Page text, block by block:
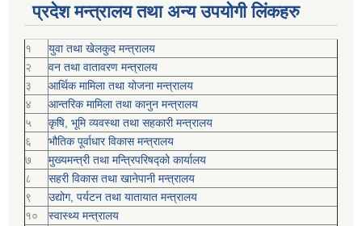
प्रदेश मन्त्रालय तथा अन्य उपयोगी लिंकहरु
१
युवा तथा खेलकुद मन्त्रालय
२
वन तथा वातावरण मन्त्रालय
३
आर्थिक मामिला तथा योजना मन्त्रालय
४
आन्तरिक मामिला तथा कानुन मन्त्रालय
५
कृषि, भूमि व्यवस्था तथा सहकारी मन्त्रालय
६
भौतिक पूर्वाधार विकास मन्त्रालय
७
मुख्यमन्त्री तथा मन्त्रिपरिषद्को कार्यालय
८
सहरी विकास तथा खानेपानी मन्त्रालय
९
उद्योग, पर्यटन तथा यातायात मन्त्रालय
१०
स्वास्थ्य मन्त्रालय